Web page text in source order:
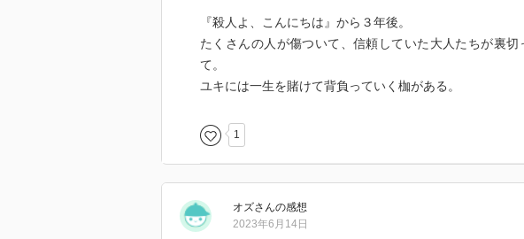
『殺人よ、こんにちは』から３年後。
たくさんの人が傷ついて、信頼していた大人たちが裏
て。
ユキには一生を賭けて背負っていく枷がある。
1
オズさんの感想
2023年6月14日